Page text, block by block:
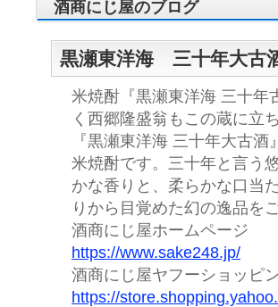
酒商にじ屋のブログ
黒瀬東洋海 三十年大古
米焼酎『黒瀬東洋海 三十年
く西郷隆盛翁もこの蔵に立
『黒瀬東洋海 三十年大古
米焼酎です。三十年と言う
かな香りと、柔らかな口当
りから目覚めた幻の逸品を
酒商にじ屋ホームページ
https://www.sake248.jp/
酒商にじ屋ヤフーショッピ
https://